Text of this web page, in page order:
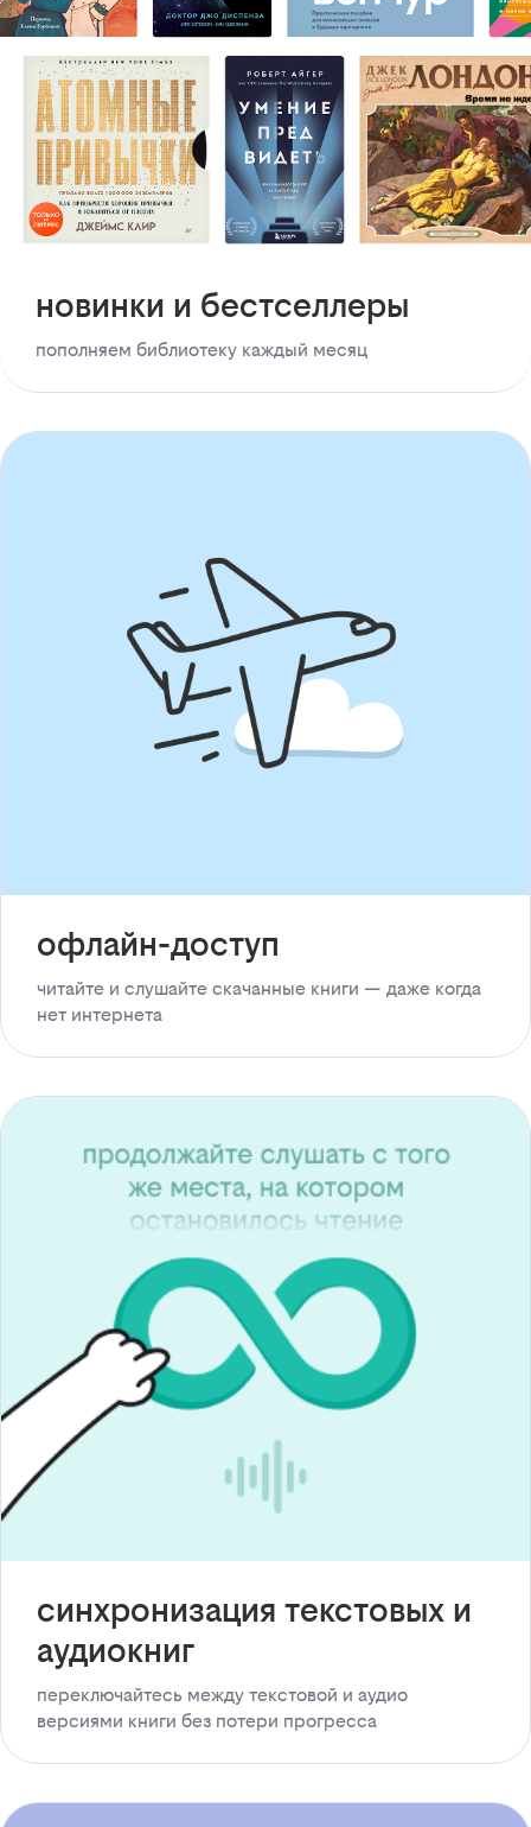
новинки и бестселлеры
пополняем библиотеку каждый месяц
офлайн-доступ
читайте и слушайте скачанные книги — даже когда
нет интернета
синхронизация текстовых и
аудиокниг
переключайтесь между текстовой и аудио
версиями книги без потери прогресса